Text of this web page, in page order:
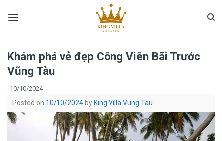
Khám phá vẻ đẹp Công Viên Bãi Trước
Vũng Tàu
10/10/2024
Posted on 10/10/2024 by King Villa Vung Tau